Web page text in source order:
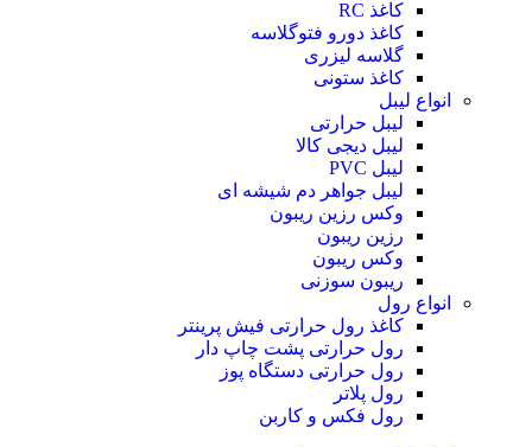
کاغذ RC
کاغذ دورو فتوگلاسه
گلاسه لیزری
کاغذ ستونی
انواع لیبل
لیبل حرارتی
لیبل دیجی کالا
لیبل PVC
لیبل جواهر دم شیشه ای
وکس رزین ریبون
رزین ریبون
وکس ریبون
ریبون سوزنی
انواع رول
کاغذ رول حرارتی فیش پرینتر
رول حرارتی پشت چاپ دار
رول حرارتی دستگاه پوز
رول پلاتر
رول فکس و کاربن